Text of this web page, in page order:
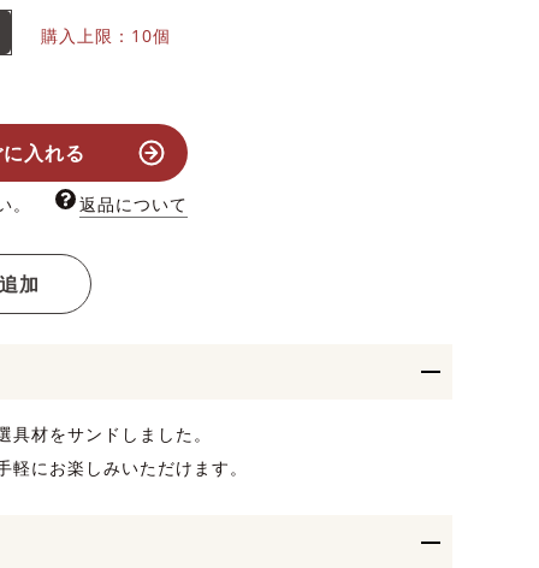
購入上限：10個
入れる
返品について
加
材をサンドしました。
にお楽しみいただけます。